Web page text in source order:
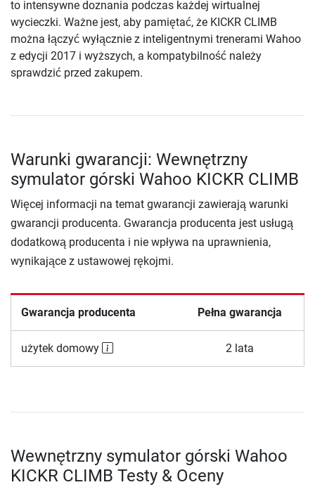
to intensywne doznania podczas każdej wirtualnej
wycieczki. Ważne jest, aby pamiętać, że KICKR CLIMB
można łączyć wyłącznie z inteligentnymi trenerami Wahoo
z edycji 2017 i wyższych, a kompatybilność należy
sprawdzić przed zakupem.
Warunki gwarancji: Wewnętrzny
symulator górski Wahoo KICKR CLIMB
Więcej informacji na temat gwarancji zawierają warunki
gwarancji producenta. Gwarancja producenta jest usługą
dodatkową producenta i nie wpływa na uprawnienia,
wynikające z ustawowej rękojmi.
Gwarancja producenta Pełna gwarancja
użytek domowy 2 lata
Wewnętrzny symulator górski Wahoo
KICKR CLIMB Testy & Oceny